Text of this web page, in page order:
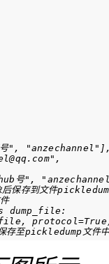
" , "anzechannel"
,
号" ,
后保存到文件
dump_file:
, protocol=True
存至pickledump文件